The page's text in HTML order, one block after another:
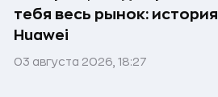
тебя весь рынок: история
Huawei
03 августа 2026, 18:27